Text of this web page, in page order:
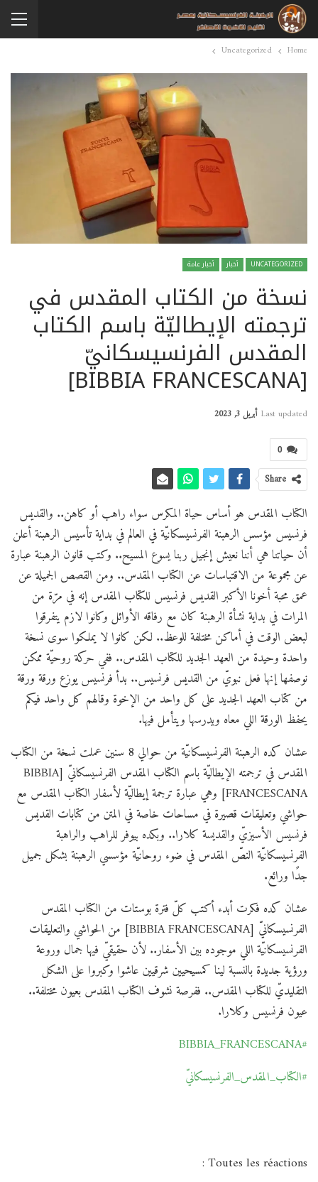
Home
Uncategorized
UNCATEGORIZED أخبار أخبار عامة
نسخة من الكتاب المقدس في
ترجمته الإيطاليّة باسم الكتاب
المقدس الفرنسيسكانيّ
[BIBBIA FRANCESCANA]
Last updated أبريل 3, 2023
0
Share
الكتاب المقدس هو أساس حياة المكرس سواء راهب أو كاهن.. والقديس
فرنسيس مؤسس الرهبنة الفرنسيسكانيّة في العالم في بداية تأسيس الرهبنة أعلن
أن حياتنا هي أننا نعيش إنجيل ربنا يسوع المسيح.. وكتب قانون الرهبنة عبارة
عن مجموعة من الاقتباسات عن الكتاب المقدس.. ومن القصص الجميلة عن
عمق محبة أخونا الأكبر القديس فرنسيس للكتاب المقدس إنه في مرّة من
المرات في بداية نشأة الرهبنة كان مع رفاقه الأوائل وكانوا لازم يتفرقوا
لبعض الوقت في أماكن مختلفة للوعظ.. لكن كانوا لا يملكوا سوى نسخة
واحدة وحيدة من العهد الجديد للكتاب المقدس.. ففي حركة روحيّة ممكن
نوصفها إنها فعل نبويّ من القديس فرنسيس.. بدأ فرنسيس يوزع ورقة ورقة
من كتاب العهد الجديد على كل واحد من الإخوة وقالهم كل واحد فيكم
يحفظ الورقة اللي معاه ويدرسها ويتأمل فيها.
عشان كده الرهبنة الفرنسيسكانيّة من حوالي 8 سنين عملت نسخة من الكتاب
المقدس في ترجمته الإيطاليّة باسم الكتاب المقدس الفرنسيسكانيّ [BIBBIA
FRANCESCANA] وهي عبارة ترجمة إيطاليّة لأسفار الكتاب المقدس مع
حواشي وتعليقات قصيرة في مساحات خاصة في المتن من كتابات القديس
فرنسيس الأسيزيّ والقديسة كلارا.. وبكده بيوفر للراهب والراهبة
الفرنسيسكانيّة النصّ المقدس في ضوء روحانيّة مؤسسي الرهبنة بشكل جميل
جدًا ورائع.
عشان كده فكرت أبدء أكتب كلّ فترة بوستات من الكتاب المقدس
الفرنسيسكانيّ [BIBBIA FRANCESCANA] من الحواشي والتعليقات
الفرنسيسكانيّة اللي موجوده بين الأسفار.. لأن حقيقيّ فيها جمال وروعة
ورؤية جديدة بالنسبة لينا كمسيحيين شرقيين عاشوا وكبروا على الشكل
التقليديّ للكتاب المقدس.. ففرصة نشوف الكتاب المقدس بعيون مختلفة..
عيون فرنسيس وكلارا.
#BIBBIA_FRANCESCANA
#الكتاب_المقدس_الفرنسيسكانيّ
Toutes les réactions :